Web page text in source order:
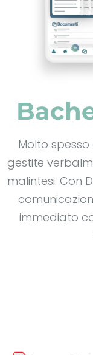
Molto
gestite
malintesi. Con
immediato